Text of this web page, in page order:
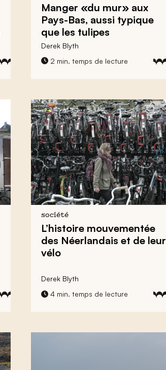
Manger «du mur» aux
Pays-Bas, aussi typique
que les tulipes
Derek Blyth
2 min. temps de lecture
société
L’histoire mouvementée
des Néerlandais et de leur
vélo
Derek Blyth
4 min. temps de lecture